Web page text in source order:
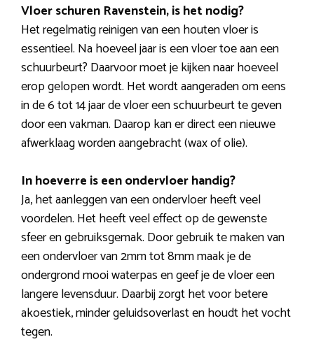
Vloer schuren Ravenstein, is het nodig?
Het regelmatig reinigen van een houten vloer is
essentieel. Na hoeveel jaar is een vloer toe aan een
schuurbeurt? Daarvoor moet je kijken naar hoeveel
erop gelopen wordt. Het wordt aangeraden om eens
in de 6 tot 14 jaar de vloer een schuurbeurt te geven
door een vakman. Daarop kan er direct een nieuwe
afwerklaag worden aangebracht (wax of olie).
In hoeverre is een ondervloer handig?
Ja, het aanleggen van een ondervloer heeft veel
voordelen. Het heeft veel effect op de gewenste
sfeer en gebruiksgemak. Door gebruik te maken van
een ondervloer van 2mm tot 8mm maak je de
ondergrond mooi waterpas en geef je de vloer een
langere levensduur. Daarbij zorgt het voor betere
akoestiek, minder geluidsoverlast en houdt het vocht
tegen.